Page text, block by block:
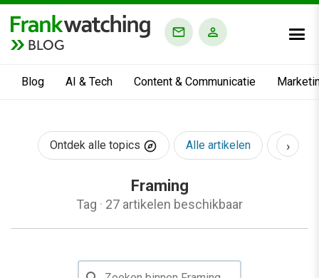
BLOG
Blog AI & Tech Content & Communicatie
Ontdek alle topics Alle artikelen AI &
›
Framing
Tag · 27 artikelen beschikbaar